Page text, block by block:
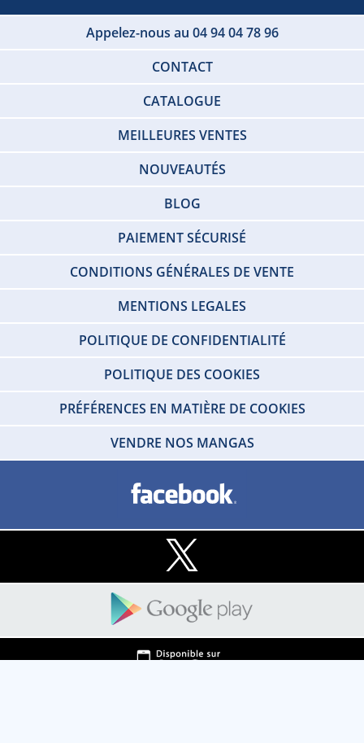
Appelez-nous au 04 94 04 78 96
CONTACT
CATALOGUE
MEILLEURES VENTES
NOUVEAUTÉS
BLOG
PAIEMENT SÉCURISÉ
CONDITIONS GÉNÉRALES DE VENTE
MENTIONS LEGALES
POLITIQUE DE CONFIDENTIALITÉ
POLITIQUE DES COOKIES
PRÉFÉRENCES EN MATIÈRE DE COOKIES
VENDRE NOS MANGAS